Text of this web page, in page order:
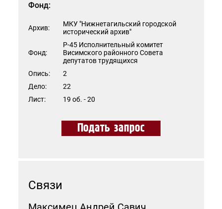
Фонд:
Архив:
МКУ "Нижнетагильский городской
исторический архив"
Фонд:
Р-45 Исполнительный комитет
Висимского районного Совета
депутатов трудящихся
Опись:
2
Дело:
22
Лист:
19 об. - 20
Подать запрос
Связи